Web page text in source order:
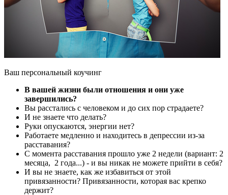
Ваш персональный коучинг
В вашей жизни были отношения и они уже
завершились?
Вы расстались с человеком и до сих пор страдаете?
И не знаете что делать?
Руки опускаются, энергии нет?
Работаете медленно и находитесь в депрессии из-за
расставания?
С момента расставания прошло уже 2 недели (вариант: 2
месяца, 2 года...) - и вы никак не можете прийти в себя?
И вы не знаете, как же избавиться от этой
привязанности? Привязанности, которая вас крепко
держит?